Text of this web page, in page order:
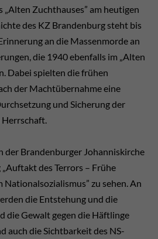
„Alten Zuchthauses” am heutigen
des KZ Brandenburg steht bis
an die Massenmorde an
die 1940 ebenfalls im „Alten
Dabei spielten die frühen
der Machtübernahme eine
und Sicherung der
der Brandenburger Johanniskirche
des Terrors – Frühe
zu sehen. An
die Entstehung und die
die Gewalt gegen die Häftlinge
auch die Sichtbarkeit des NS-